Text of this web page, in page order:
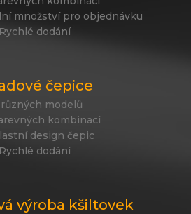
množství pro objednávku
Rychlé dodání
čepice
modelů
kombinací
design čepic
Rychlé dodání
výroba kšiltovek